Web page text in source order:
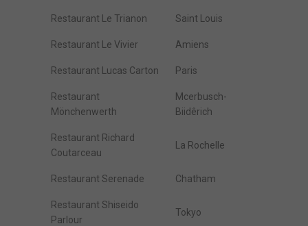
Restaurant Le Trianon Saint Louis
Restaurant Le Vivier Amiens
Restaurant Lucas Carton Paris
Restaurant
Mönchenwerth
Mcerbusch-
Biidêrich
Restaurant Richard
Coutarceau
La Rochelle
Restaurant Serenade Chatham
Restaurant Shiseido
Parlour
Tokyo